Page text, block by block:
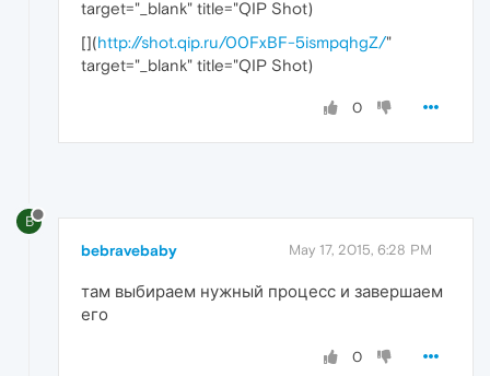
target="_blank" title="QIP Shot)
[](http://shot.qip.ru/00FxBF-5ismpqhgZ/"
target="_blank" title="QIP Shot)
0
B
bebravebaby May 17, 2015, 6:28 PM
там выбираем нужный процесс и завершаем
его
0